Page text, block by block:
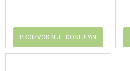
PROIZVOD NIJE DOSTUPAN